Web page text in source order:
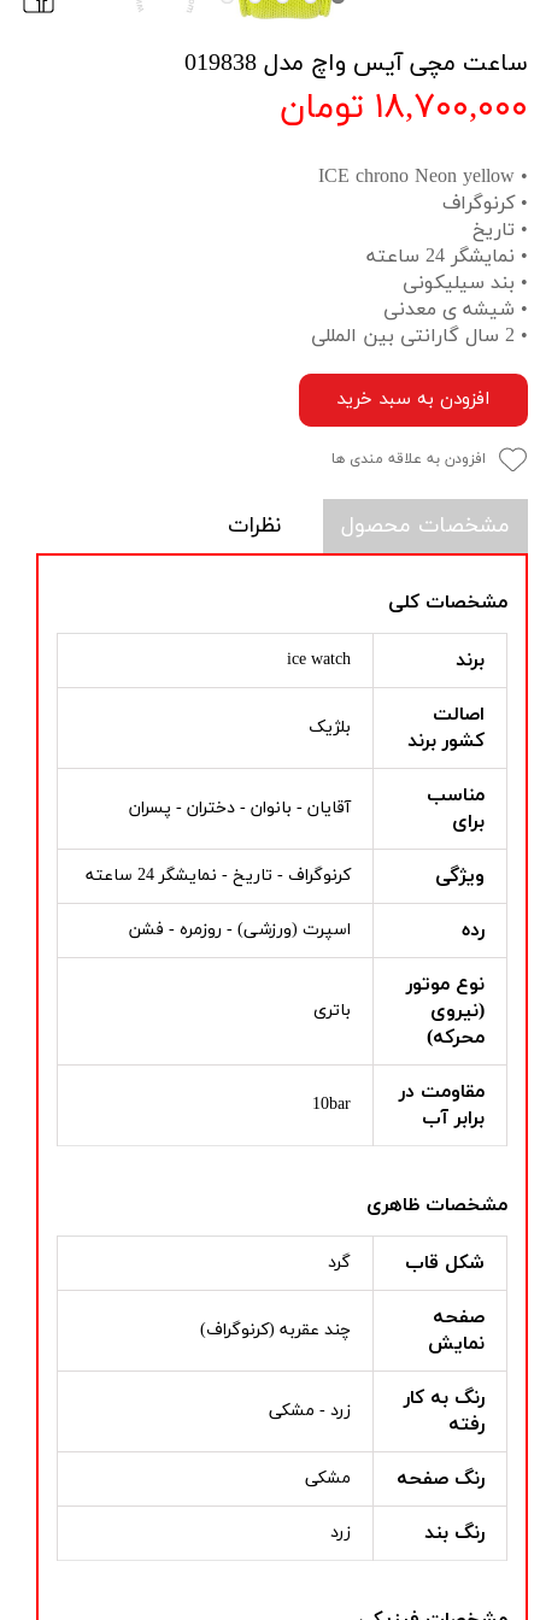
ساعت مچی آیس واچ مدل 019838
۱۸,۷۰۰,۰۰۰ تومان
• ICE chrono Neon yellow
• کرنوگراف
• تاریخ
• نمایشگر 24 ساعته
• بند سیلیکونی
• شیشه ی معدنی
• 2 سال گارانتی بین المللی
افزودن به سبد خرید
افزودن به علاقه مندی ها
مشخصات محصول نظرات
مشخصات کلی
برند ice watch
اصالت
کشور برند
بلژیک
مناسب
برای
آقایان - بانوان - دختران - پسران
ویژگی کرنوگراف - تاریخ - نمایشگر 24 ساعته
رده اسپرت (ورزشی) - روزمره - فشن
نوع موتور
(نیروی
محرکه)
باتری
مقاومت در
برابر آب
10bar
مشخصات ظاهری
شکل قاب گرد
صفحه
نمایش
چند عقربه (کرنوگراف)
رنگ به کار
رفته
زرد - مشکی
رنگ صفحه مشکی
رنگ بند زرد